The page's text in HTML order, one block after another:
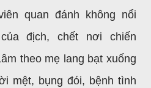
quan đánh không nổi
địch, chết nơi chiến
theo mẹ lang bạt xuống
mệt, bụng đói, bệnh tình